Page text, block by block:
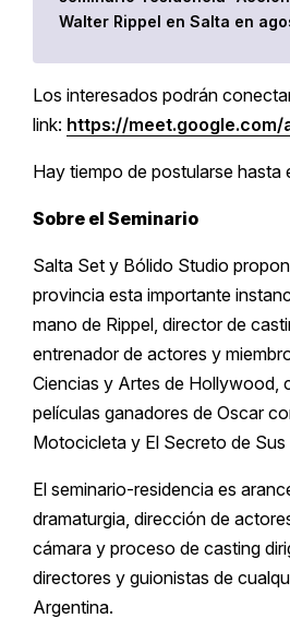
Walter Rippel en Salta en
Los interesados podrán
link: https://meet.google.com/
Hay tiempo de postularse hasta
Sobre el Seminario
Salta Set y Bólido Studio
provincia esta importante
mano de Rippel, director de
entrenador de actores y
Ciencias y Artes de Hollywood,
películas ganadores de Oscar
Motocicleta y El Secreto de Sus
El seminario-residencia es
dramaturgia, dirección de
cámara y proceso de casting
directores y guionistas de
Argentina.